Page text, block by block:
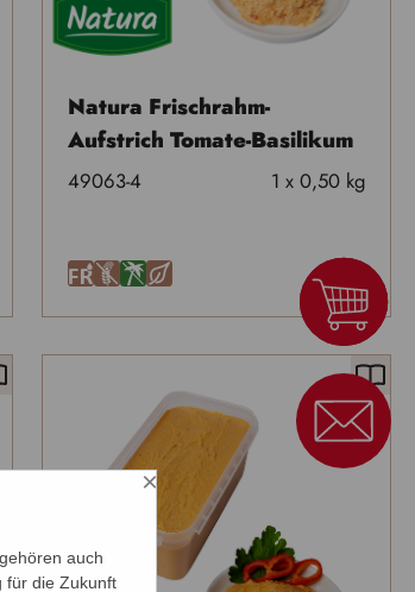
Natura Frischrahm-
Aufstrich Tomate-Basilikum
49063-4 1 x 0,50 kg
FU Ä H
×
auch
für die Zukunft